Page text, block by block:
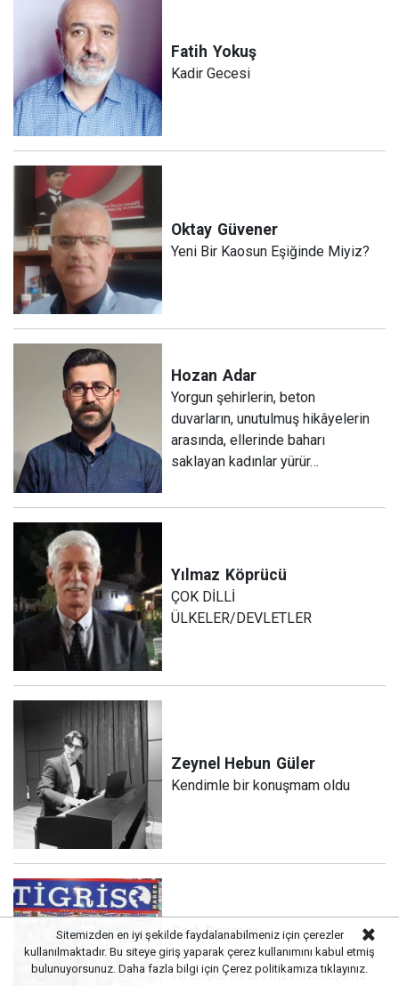
Fatih Yokuş
Kadir Gecesi
Oktay Güvener
Yeni Bir Kaosun Eşiğinde Miyiz?
Hozan Adar
Yorgun şehirlerin, beton
duvarların, unutulmuş hikâyelerin
arasında, ellerinde baharı
saklayan kadınlar yürür…
Yılmaz Köprücü
ÇOK DİLLİ
ÜLKELER/DEVLETLER
Zeynel Hebun Güler
Kendimle bir konuşmam oldu
Sait Bayram
Yeni yılın zamları: Hayat pahalılığı
ve alışkanlıklarımızın dönüşümü
Sitemizden en iyi şekilde faydalanabilmeniz için çerezler
kullanılmaktadır. Bu siteye giriş yaparak çerez kullanımını kabul etmiş
bulunuyorsunuz. Daha fazla bilgi için Çerez politikamıza tıklayınız.